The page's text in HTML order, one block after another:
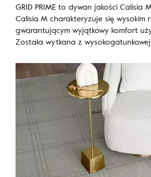
GRID PRIME to dywan jakości Calisia
Calisia M charakteryzuje się wysokim
gwarantującym wyjątkowy komfort
Została wytkana z wysokogatunkowej